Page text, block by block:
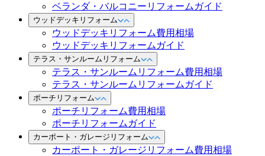
ベランダ・バルコニーリフォームガイド
ウッドデッキリフォーム
ウッドデッキリフォーム費用相場
ウッドデッキリフォームガイド
テラス・サンルームリフォーム
テラス・サンルームリフォーム費用相場
テラス・サンルームリフォームガイド
ポーチリフォーム
ポーチリフォーム費用相場
ポーチリフォームガイド
カーポート・ガレージリフォーム
カーポート・ガレージリフォーム費用相場